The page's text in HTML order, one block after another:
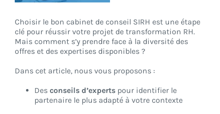
Choisir le bon cabinet de conseil SIRH est une étape
clé pour réussir votre projet de transformation RH.
Mais comment s’y prendre face à la diversité des
offres et des expertises disponibles ?
Dans cet article, nous vous proposons :
Des conseils d’experts pour identifier le
partenaire le plus adapté à votre contexte